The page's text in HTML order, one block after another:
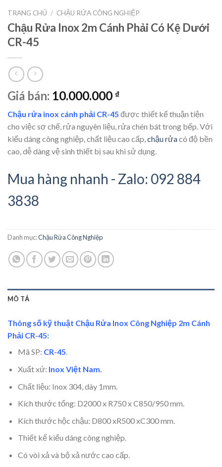
TRANG CHỦ / CHẬU RỬA CÔNG NGHIỆP
Chậu Rửa Inox 2m Cánh Phải Có Kệ Dưới
CR-45
Giá bán: 10.000.000 ₫
Chậu rửa inox cánh phải CR-45 được thiết kế thuận tiện
cho việc sơ chế, rửa nguyên liệu, rửa chén bát trong bếp. Với
kiểu dáng công nghiệp, chất liệu cao cấp,chậu rửacó độ bền
cao, dễ dàng vệ sinh thiết bị sau khi sử dụng.
Mua hàng nhanh - Zalo: 092 884
3838
Danh mục:Chậu Rửa Công Nghiệp
MÔ TẢ
Thông số kỹ thuật Chậu Rửa Inox Công Nghiệp 2m Cánh
Phải CR-45:
Mã SP: CR-45.
Xuất xứ: Inox Việt Nam.
Chất liệu: Inox 304, dày 1mm.
Kích thước tổng: D2000 x R750 x C850/950 mm.
Kích thước hộc chậu: D800 xR500 xC300 mm.
Thiết kế kiểu dáng công nghiệp.
Có vòi xả và bộ xả nước cao cấp.